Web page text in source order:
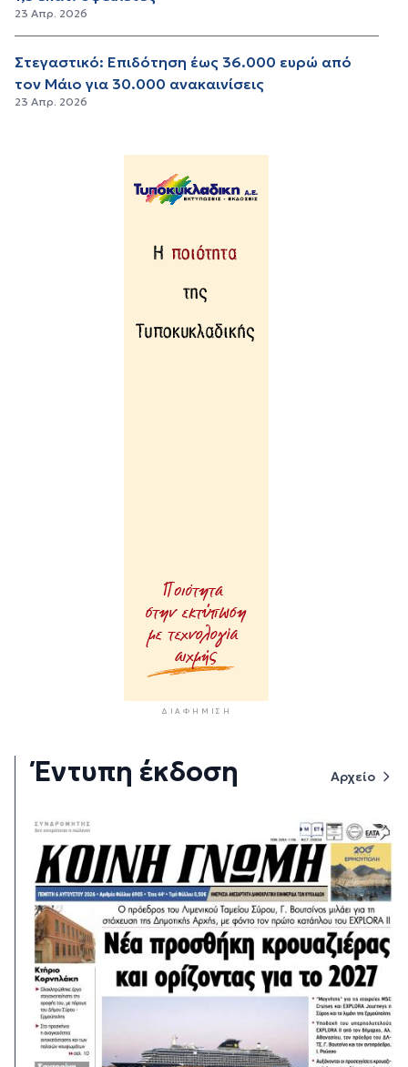
23 Απρ. 2026
Στεγαστικό: Επιδότηση έως 36.000 ευρώ από
τον Μάιο για 30.000 ανακαινίσεις
23 Απρ. 2026
ΔΙΑΦΉΜΙΣΗ
Έντυπη έκδοση Αρχείο